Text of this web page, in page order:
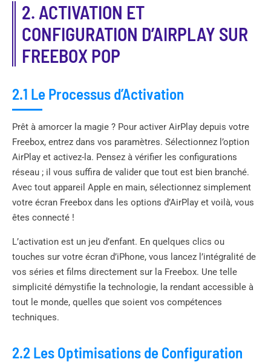
2. ACTIVATION ET
CONFIGURATION D’AIRPLAY SUR
FREEBOX POP
2.1 Le Processus d’Activation
Prêt à amorcer la magie ? Pour activer AirPlay depuis votre
Freebox, entrez dans vos paramètres. Sélectionnez l’option
AirPlay et activez-la. Pensez à vérifier les configurations
réseau ; il vous suffira de valider que tout est bien branché.
Avec tout appareil Apple en main, sélectionnez simplement
votre écran Freebox dans les options d’AirPlay et voilà, vous
êtes connecté !
L’activation est un jeu d’enfant. En quelques clics ou
touches sur votre écran d’iPhone, vous lancez l’intégralité de
vos séries et films directement sur la Freebox. Une telle
simplicité démystifie la technologie, la rendant accessible à
tout le monde, quelles que soient vos compétences
techniques.
2.2 Les Optimisations de Configuration